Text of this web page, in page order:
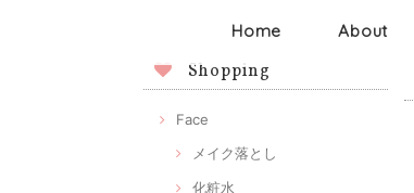
Home About
Shopping
Face
メイク落とし
化粧水